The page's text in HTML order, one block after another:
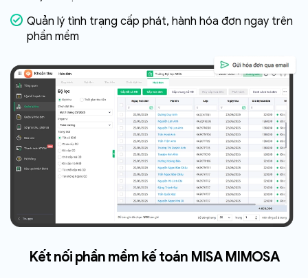
Quản lý tình trạng cấp phát, hành hóa đơn ngay trên
phần mềm
Kết nối phần mềm kế toán MISA MIMOSA